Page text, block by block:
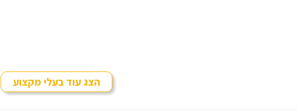
הצג עוד בעלי מקצוע